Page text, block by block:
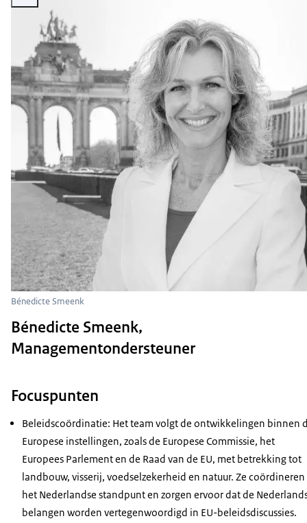
Bénedicte Smeenk
Bénedicte Smeenk,
Managementondersteuner
Focuspunten
Beleidscoördinatie: Het team volgt de ontwikkelingen binnen
Europese instellingen, zoals de Europese Commissie, het
Europees Parlement en de Raad van de EU, met betrekking tot
landbouw, visserij, voedselzekerheid en natuur. Ze coördineren
het Nederlandse standpunt en zorgen ervoor dat de
belangen worden vertegenwoordigd in EU-beleidsdiscussies.